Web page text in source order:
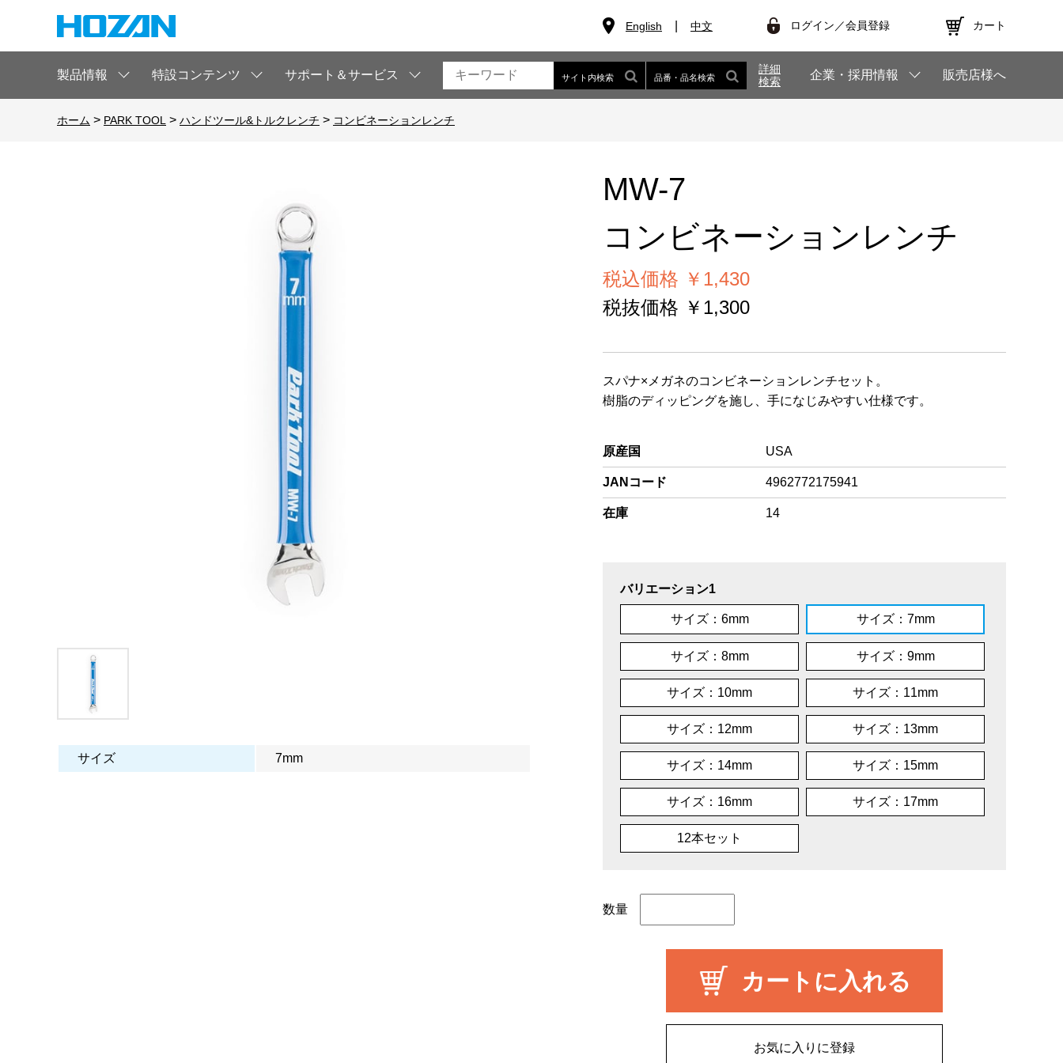
English 中文 ログイン／会員登録 カート
製品情報 特設コンテンツ サポート＆サービス サイト内検索 品番・品名検索
詳細
検索
企業・採用情報 販売店様へ
ホーム > PARK TOOL > ハンドツール&トルクレンチ > コンビネーションレンチ
サイズ 7mm
MW-7
コンビネーションレンチ
税込価格 ￥1,430
税抜価格 ￥1,300
スパナ×メガネのコンビネーションレンチセット。
樹脂のディッピングを施し、手になじみやすい仕様です。
原産国 USA
JANコード 4962772175941
在庫 14
バリエーション1
サイズ：6mm サイズ：7mm
サイズ：8mm サイズ：9mm
サイズ：10mm サイズ：11mm
サイズ：12mm サイズ：13mm
サイズ：14mm サイズ：15mm
サイズ：16mm サイズ：17mm
12本セット
数量
カートに入れる
お気に入りに登録